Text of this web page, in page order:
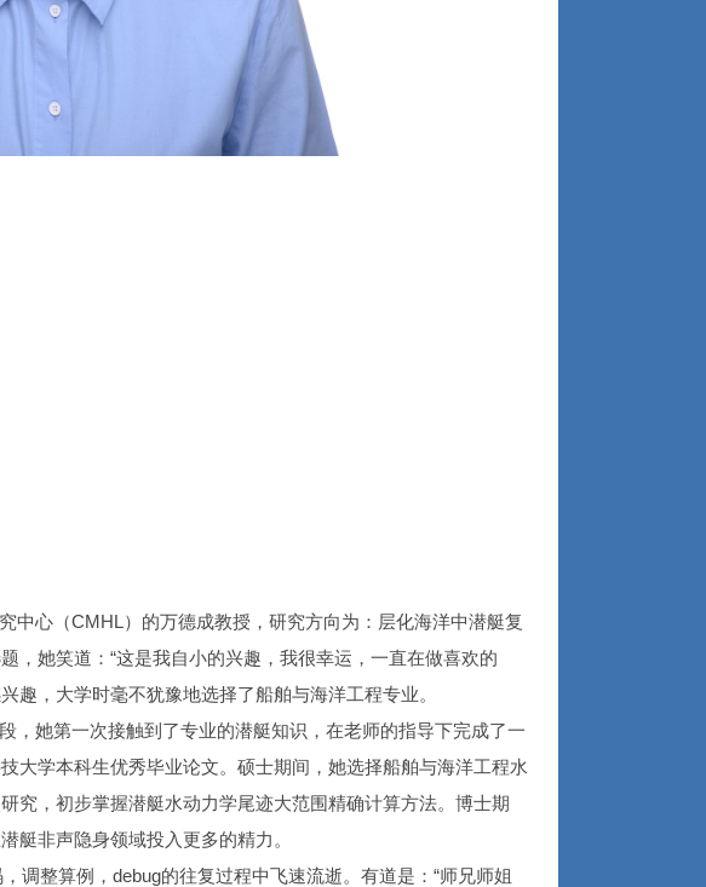
心（CMHL）的万德成教授，研究方向为：层化海洋中潜艇复
，她笑道：“这是我自小的兴趣，我很幸运，一直在做喜欢的
趣，大学时毫不犹豫地选择了船舶与海洋工程专业。
她第一次接触到了专业的潜艇知识，在老师的指导下完成了一
大学本科生优秀毕业论文。硕士期间，她选择船舶与海洋工程水
究，初步掌握潜艇水动力学尾迹大范围精确计算方法。博士期
艇非声隐身领域投入更多的精力。
整算例，debug的往复过程中飞速流逝。有道是：“师兄师姐